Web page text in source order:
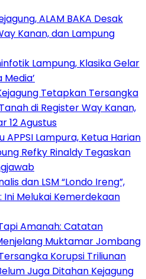
ALAM BAKA Desak
Kanan, dan Lampung
Lampung, Klasika Gelar
Media’
Tetapkan Tersangka
di Register Way Kanan,
12 Agustus
APPSI Lampura, Ketua Harian
Refky Rinaldy Tegaskan
dan LSM “Londo Ireng”,
Ini Melukai Kemerdekaan
Amanah: Catatan
Muktamar Jombang
Korupsi Triliunan
Juga Ditahan Kejagung